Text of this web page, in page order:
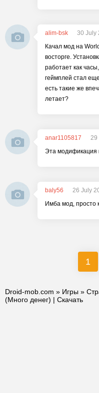
alim-bsk
30 July
Качал мод на
восторге.
работает как
геймплей стал
есть такие же
летает?
anar1105817
29
Эта модификация
baly56
26 July
Имба мод, просто
1
Droid-mob.com » Игры »
(Много денег) | Скачать